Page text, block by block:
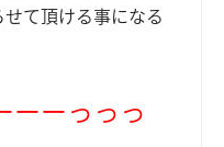
て頂ける事になる
ーーっっっ